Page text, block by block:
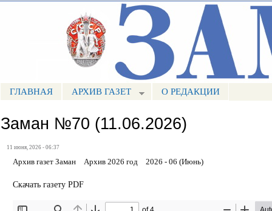
Портал СМИ КБР
МЕНЮ ЗАМАН
ГЛАВНАЯ АРХИВ ГАЗЕТ О РЕДАКЦИИ
Заман №70 (11.06.2026)
11 июня, 2026 - 06:37
Архив газет Заман Архив 2026 год 2026 - 06 (Июнь)
Скачать газету PDF